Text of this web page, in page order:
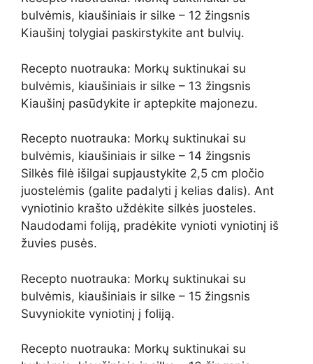
bulvėmis, kiaušiniais ir silke – 12 žingsnis
Kiaušinį tolygiai paskirstykite ant bulvių.
Recepto nuotrauka: Morkų suktinukai su
bulvėmis, kiaušiniais ir silke – 13 žingsnis
Kiaušinį pasūdykite ir aptepkite majonezu.
Recepto nuotrauka: Morkų suktinukai su
bulvėmis, kiaušiniais ir silke – 14 žingsnis
Silkės filė išilgai supjaustykite 2,5 cm pločio
juostelėmis (galite padalyti į kelias dalis). Ant
vyniotinio krašto uždėkite silkės juosteles.
Naudodami foliją, pradėkite vynioti vyniotinį iš
žuvies pusės.
Recepto nuotrauka: Morkų suktinukai su
bulvėmis, kiaušiniais ir silke – 15 žingsnis
Suvyniokite vyniotinį į foliją.
Recepto nuotrauka: Morkų suktinukai su